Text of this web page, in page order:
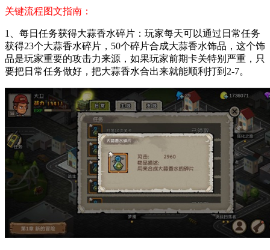
关键流程图文指南：
1、每日任务获得大蒜香水碎片：玩家每天可以通过日常任务
获得23个大蒜香水碎片，50个碎片合成大蒜香水饰品，这个饰
品是玩家重要的攻击力来源，如果玩家前期卡关特别严重，只
要把日常任务做好，把大蒜香水合出来就能顺利打到2-7。